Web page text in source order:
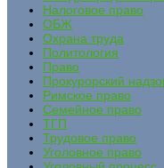
Налоговое право
ОБЖ
Охрана труда
Политология
Право
Прокурорский
Римское право
Семейное право
ТГП
Трудовое право
Уголовное право